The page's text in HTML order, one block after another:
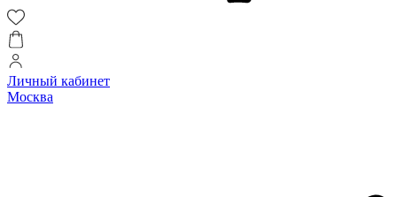
Личный кабинет
Москва